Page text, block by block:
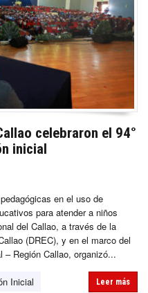
celebraron el 94°
inicial
en el uso de
para atender a niños
del Callao, a través de la
(DREC), y en el marco del
– Región Callao, organizó...
Inicial
Leer más